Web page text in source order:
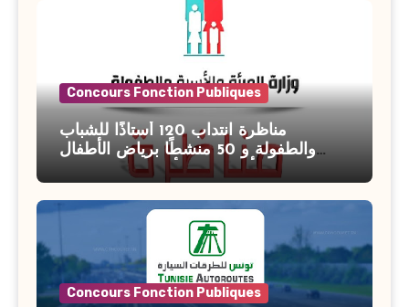
Concours Fonction Publiques
مناظرة انتداب 120 أستاذًا للشباب
والطفولة و 50 منشطًا برياض الأطفال
بوزارة الأسرة والمرأة والطفولة وكبار
السن آخر أجل للتسجيل : 27 جويلية 2026
Concours Fonction Publiques